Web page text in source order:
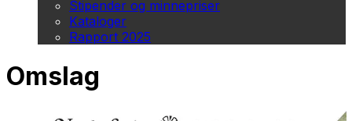
Stipender og minnepriser
Kataloger
Rapport 2025
Omslag